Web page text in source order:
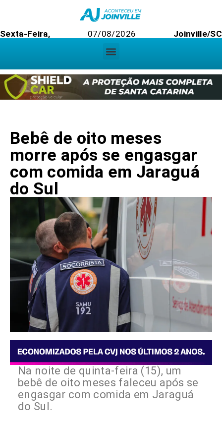
Sexta-Feira, 07/08/2026 Joinville/SC
Bebê de oito meses
morre após se engasgar
com comida em Jaraguá
do Sul
Na noite de quinta-feira (15), um
bebê de oito meses faleceu após se
engasgar com comida em Jaraguá
do Sul.